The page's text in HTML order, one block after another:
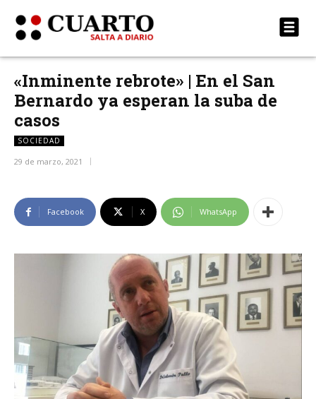
«Inminente rebrote» | En el San
Bernardo ya esperan la suba de
casos
SOCIEDAD
29 de marzo, 2021
Facebook X WhatsApp